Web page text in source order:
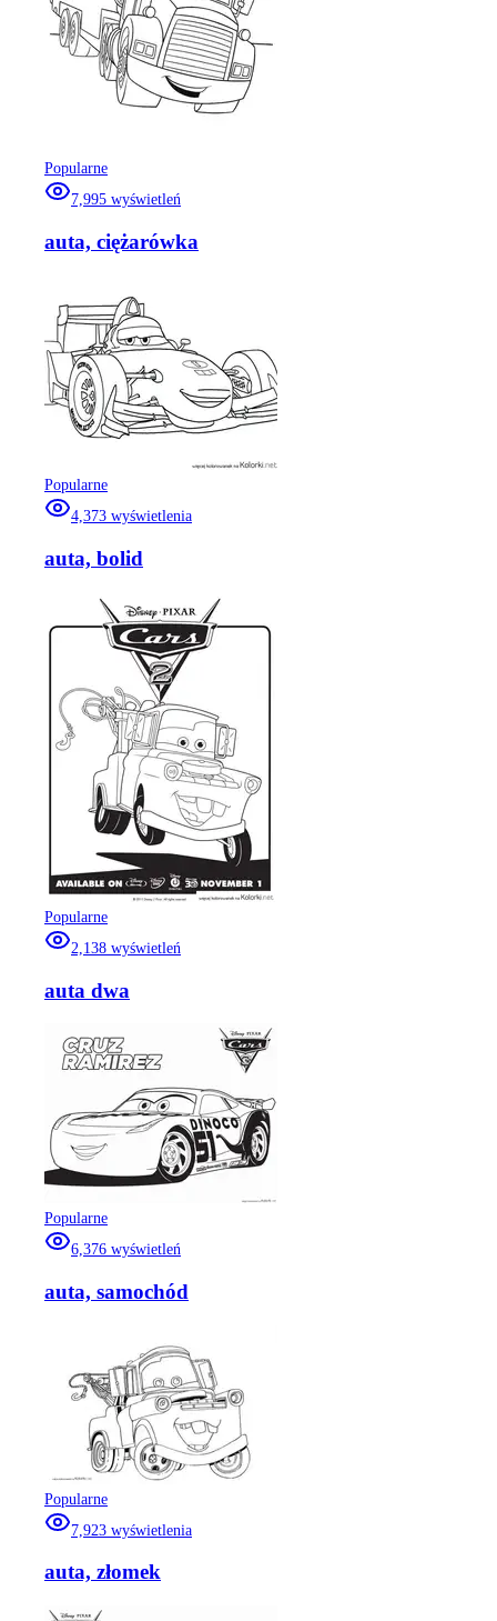
Popularne
7,995 wyświetleń
auta, ciężarówka
Popularne
4,373 wyświetlenia
auta, bolid
Popularne
2,138 wyświetleń
auta dwa
Popularne
6,376 wyświetleń
auta, samochód
Popularne
7,923 wyświetlenia
auta, złomek